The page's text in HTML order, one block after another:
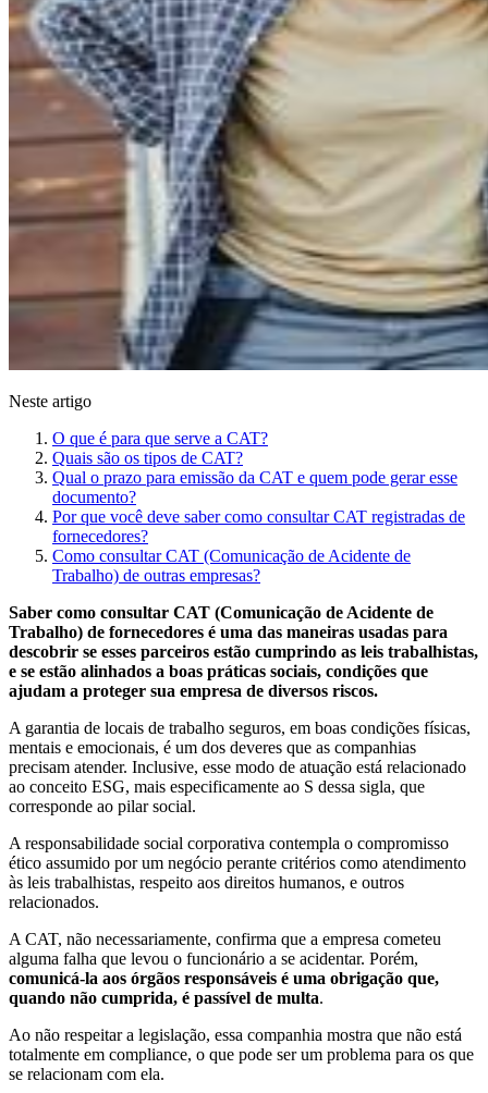
Neste artigo
O que é para que serve a CAT?
Quais são os tipos de CAT?
Qual o prazo para emissão da CAT e quem pode gerar esse
documento?
Por que você deve saber como consultar CAT registradas de
fornecedores?
Como consultar CAT (Comunicação de Acidente de
Trabalho) de outras empresas?
Saber como consultar CAT (Comunicação de Acidente de
Trabalho) de fornecedores é uma das maneiras usadas para
descobrir se esses parceiros estão cumprindo as leis trabalhistas,
e se estão alinhados a boas práticas sociais, condições que
ajudam a proteger sua empresa de diversos riscos.
A garantia de locais de trabalho seguros, em boas condições físicas,
mentais e emocionais, é um dos deveres que as companhias
precisam atender. Inclusive, esse modo de atuação está relacionado
ao conceito ESG, mais especificamente ao S dessa sigla, que
corresponde ao pilar social.
A responsabilidade social corporativa contempla o compromisso
ético assumido por um negócio perante critérios como atendimento
às leis trabalhistas, respeito aos direitos humanos, e outros
relacionados.
A CAT, não necessariamente, confirma que a empresa cometeu
alguma falha que levou o funcionário a se acidentar. Porém,
comunicá-la aos órgãos responsáveis é uma obrigação que,
quando não cumprida, é passível de multa.
Ao não respeitar a legislação, essa companhia mostra que não está
totalmente em compliance, o que pode ser um problema para os que
se relacionam com ela.